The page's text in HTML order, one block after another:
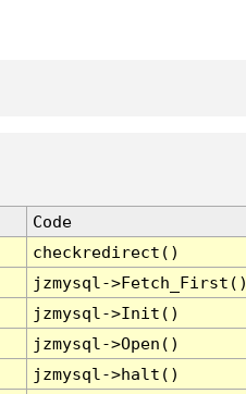
Code
checkredirect()
jzmysql-
jzmysql->Init()
jzmysql->Open()
jzmysql->halt()